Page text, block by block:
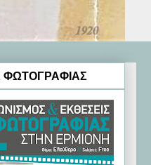
ΦΩΤΟΓΡΑΦΙΑΣ